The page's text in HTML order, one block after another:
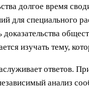
долгое время
для специального
изучать тему,
ответов.
анализ